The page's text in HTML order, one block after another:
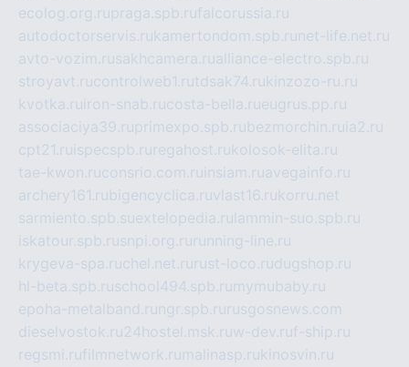
ecolog.org.rupraga.spb.rufalcorussia.ru
autodoctorservis.rukamertondom.spb.ru net-life.net.ru
avto-vozim.rusakhcamera.rualliance-electro.spb.ru
stroyavt.rucontrolweb1.rutdsak74.rukinzozo-ru.ru
kvotka.ru iron-snab.rucosta-bella.rueugrus.pp.ru
associaciya39.ruprimexpo.spb.rubezmorchin.ru ia2.ru
cpt21.ru ispecspb.ru regahost.rukolosok-elita.ru
tae-kwon.ruconsrio.com.ru insiam.ruavegainfo.ru
archery161.rubigencyclica.ruvlast16.rukorru.net
sarmiento.spb.suextelopedia.ru lammin-suo.spb.ru
iskatour.spb.rusnpi.org.ru running-line.ru
krygeva-spa.ruchel.net.ru rust-loco.rudugshop.ru
hl-beta.spb.ruschool494.spb.ru mymubaby.ru
epoha-metalband.ru ngr.spb.ru rusgosnews.com
dieselvostok.ru24hostel.msk.ruw-dev.ruf-ship.ru
regsmi.rufilmnetwork.ru malinasp.rukinosvin.ru